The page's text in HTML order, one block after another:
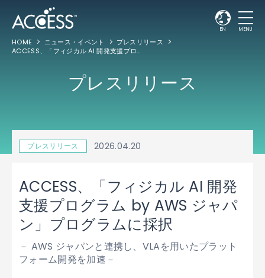
EN MENU
HOME ニュース・イベント
プレスリリース
ACCESS、「フィジカル AI 開発支援プログラム by AWS ジャパン」プログラムに採択
プレスリリース
プレスリリース 2026.04.20
ACCESS、「フィジカル AI 開発
支援プログラム by AWS ジャパ
ン」プログラムに採択
－ AWS ジャパンと連携し、VLAを用いたプラット
フォーム開発を加速－